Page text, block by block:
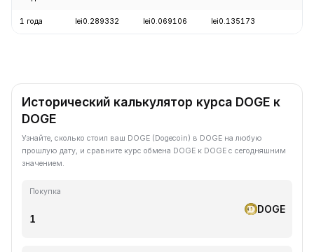
1 года lei0.289332 lei0.069106 lei0.135173
Исторический калькулятор курса DOGE к
DOGE
Узнайте, сколько стоил ваш DOGE (Dogecoin) в DOGE на любую
прошлую дату, и сравните курс обмена DOGE к DOGE с сегодняшним
значением.
Покупка
DOGE